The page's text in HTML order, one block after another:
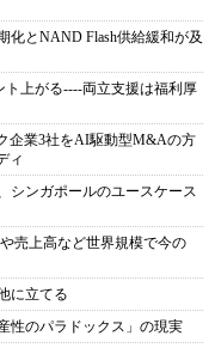
化とNAND Flash供給緩和が及
ト上がる----両立支援は福利厚
企業3社をAI駆動型M&Aの方
ィ
シンガポールのユースケース
売上高など世界規模で今の
に立てる
性のパラドックス」の現実